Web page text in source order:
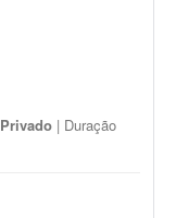
Privado | Duração